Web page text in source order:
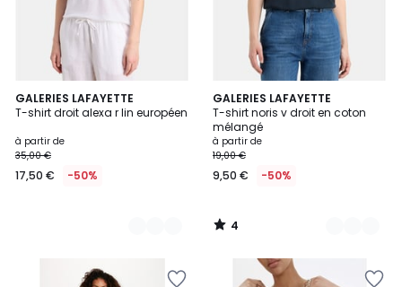
GALERIES LAFAYETTE
T-shirt droit alexa r lin européen
à partir de
35,00 €
17,50 € -50%
8
Couleurs
GALERIES LAFAYETTE
T-shirt noris v droit en coton
mélangé
à partir de
19,00 €
9,50 € -50%
4
/
5
10
Couleurs
4
/